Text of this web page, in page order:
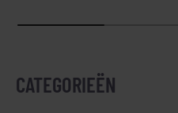
CATEGORIEËN